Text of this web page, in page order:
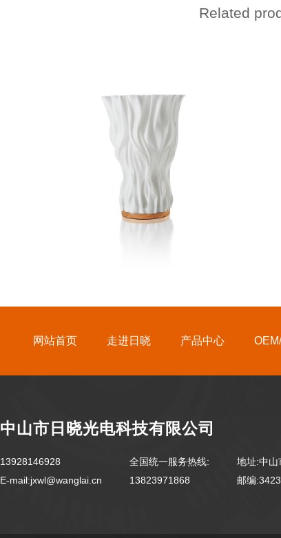
Related
网站首页 走进日晓 产品中心
中山市日晓光电科技有限公司
13928146928
E-mail:jxwl@wanglai.cn
全国统一服务热线:
13823971868
地址:中山
邮编